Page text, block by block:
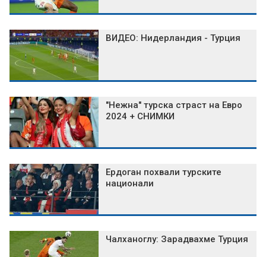
ВИДЕО: Нидерландия - Турция
"Нежна" турска страст на Евро
2024 + СНИМКИ
Ердоган похвали турските
национали
Чалханоглу: Зарадвахме Турция